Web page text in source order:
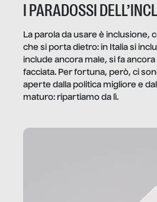
I PARADOSSI
La parola da usare è inclusione,
che si porta dietro: in Italia si
include ancora male, si fa
facciata. Per fortuna, però, ci
aperte dalla politica migliore e
maturo: ripartiamo da lì.